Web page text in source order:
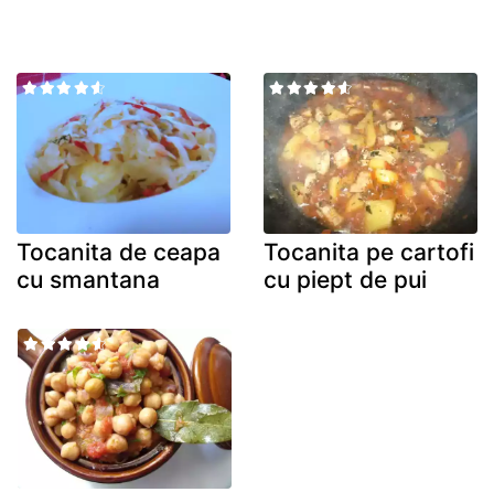
Tocanita de ceapa
cu smantana
Tocanita pe cartofi
cu piept de pui